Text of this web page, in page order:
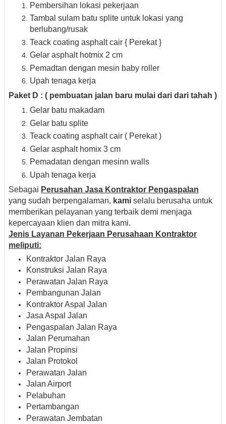
Pembersihan lokasi pekerjaan
Tambal sulam batu splite untuk lokasi yang
berlubang/rusak
Teack coating asphalt cair { Perekat }
Gelar asphalt hotmix 2 cm
Pemadtan dengan mesin baby roller
Upah tenaga kerja
Paket D : ( pembuatan jalan baru mulai dari dari tahah )
Gelar batu makadam
Gelar batu splite
Teack coating asphalt cair ( Perekat )
Gelar asphalt homix 3 cm
Pemadatan dengan mesinn walls
Upah tenaga kerja
Sebagai Perusahan Jasa Kontraktor Pengaspalan
yang sudah berpengalaman, kami selalu berusaha untuk
memberikan pelayanan yang terbaik demi menjaga
kepercayaan klien dan mitra kami.
Jenis Layanan Pekerjaan Perusahaan Kontraktor
meliputi:
Kontraktor Jalan Raya
Konstruksi Jalan Raya
Perawatan Jalan Raya
Pembangunan Jalan
Kontraktor Aspal Jalan
Jasa Aspal Jalan
Pengaspalan Jalan Raya
Jalan Perumahan
Jalan Propinsi
Jalan Protokol
Perawatan Jalan
Jalan Airport
Pelabuhan
Pertambangan
Perawatan Jembatan